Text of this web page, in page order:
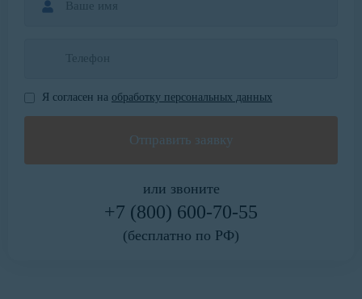
Я согласен на обработку персональных данных
или звоните
+7 (800) 600-70-55
(бесплатно по РФ)